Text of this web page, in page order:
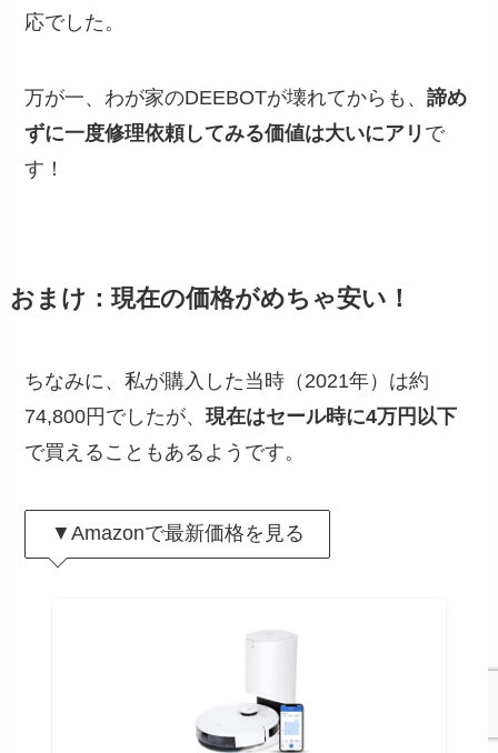
応でした。
万が一、わが家のDEEBOTが壊れてからも、諦め
ずに一度修理依頼してみる価値は大いにアリ で
す！
おまけ：現在の価格がめちゃ安い！
ちなみに、私が購入した当時（2021年）は約
74,800円でしたが、現在はセール時に4万円以下
で買えることもあるようです。
▼Amazonで最新価格を見る